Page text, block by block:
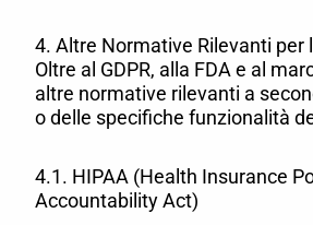
4. Altre Normative Rilevanti per
Oltre al GDPR, alla FDA e al
altre normative rilevanti a
o delle specifiche funzionalità
4.1. HIPAA (Health Insurance
Accountability Act)